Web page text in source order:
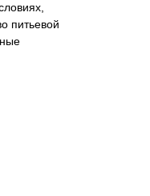
питьевой